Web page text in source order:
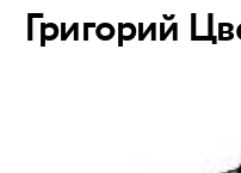
Григорий